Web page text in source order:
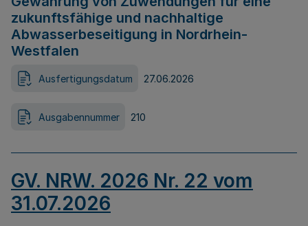
zukunftsfähige und nachhaltige
Abwasserbeseitigung in Nordrhein-
Westfalen
Ausfertigungsdatum 27.06.2026
Ausgabennummer 210
GV. NRW. 2026 Nr. 22 vom
31.07.2026